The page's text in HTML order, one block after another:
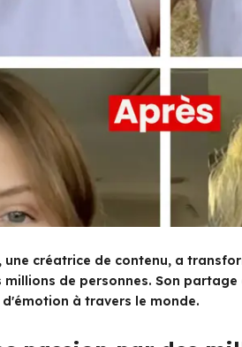
créatrice de contenu, a
de personnes. Son
à travers le monde.